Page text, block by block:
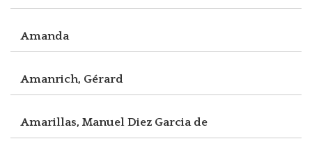
Amanda
Amanrich, Gérard
Amarillas, Manuel Diez Garcia de